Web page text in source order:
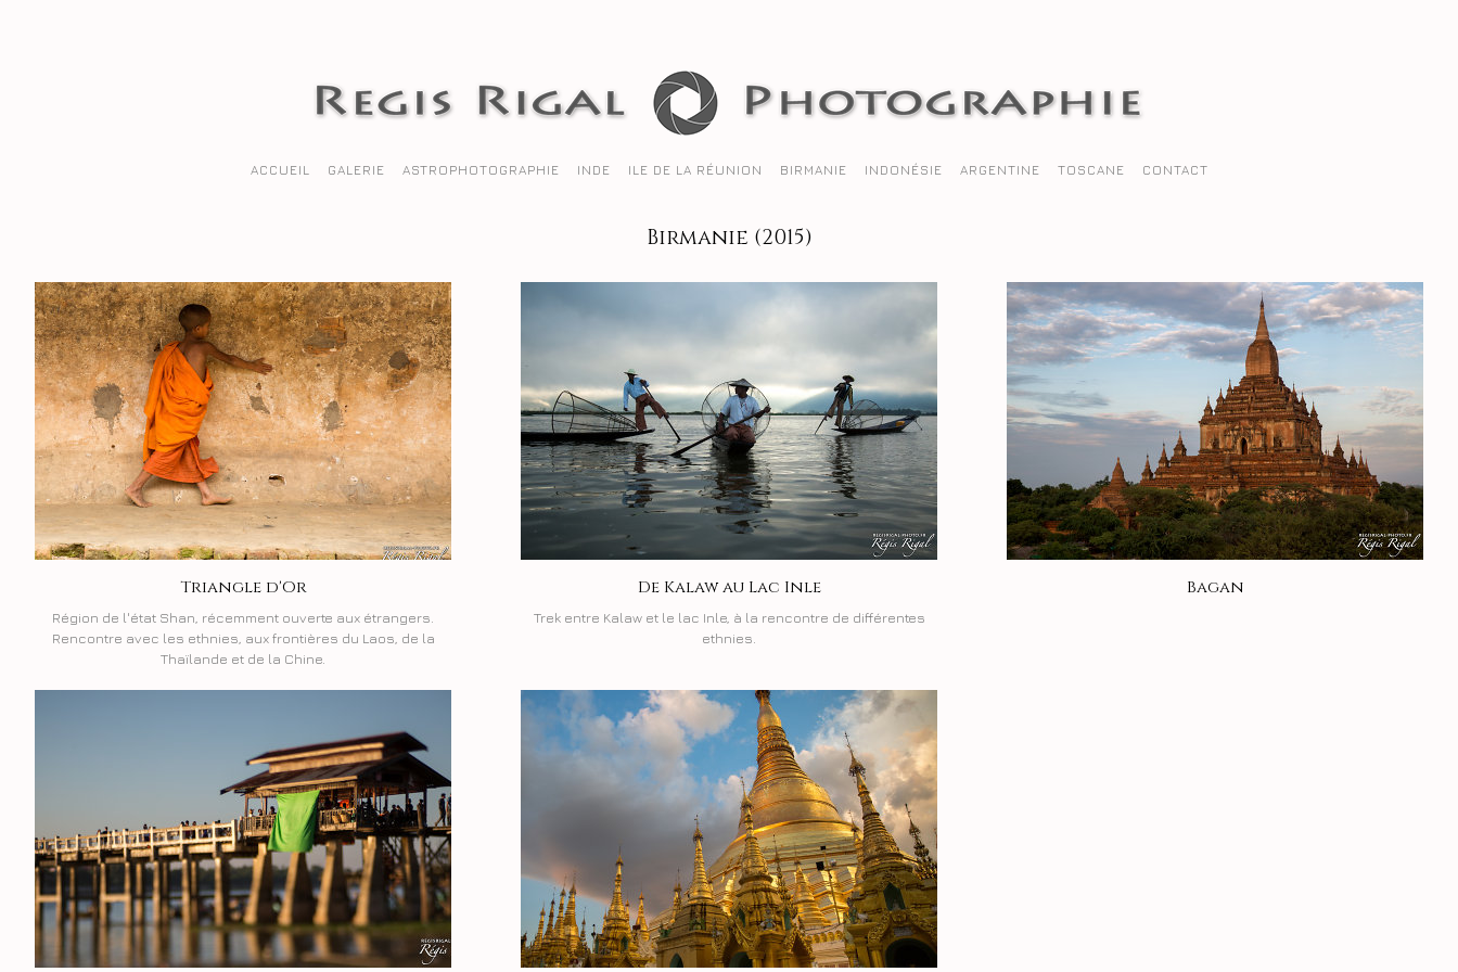
ACCUEIL GALERIE ASTROPHOTOGRAPHIE INDE ILE DE LA RÉUNION BIRMANIE INDONÉSIE ARGENTINE TOSCANE CONTACT
Birmanie (2015)
Triangle d'Or
Région de l'état Shan, récemment ouverte aux étrangers.
Rencontre avec les ethnies, aux frontières du Laos, de la
Thaïlande et de la Chine.
De Kalaw au Lac Inle
Trek entre Kalaw et le lac Inle, à la rencontre de différentes
ethnies.
Bagan